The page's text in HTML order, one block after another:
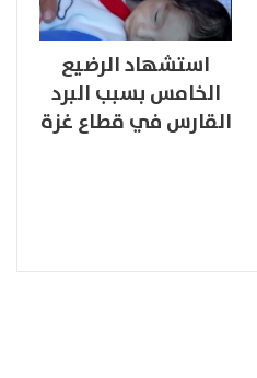
استشهاد الرضيع
الخامس بسبب البرد
القارس في قطاع غزة